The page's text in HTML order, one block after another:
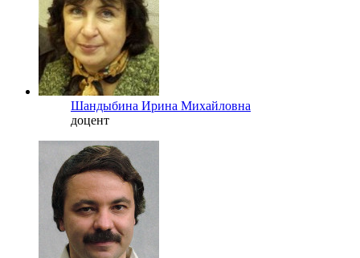
Шандыбина Ирина Михайловна
доцент